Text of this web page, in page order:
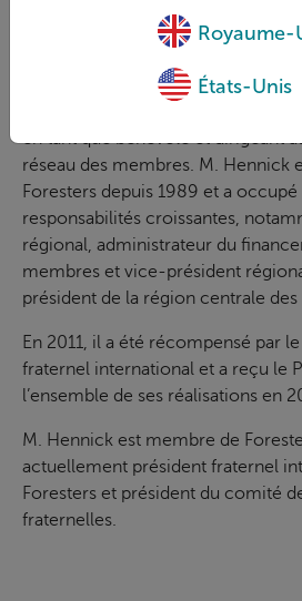
Royaume-
États-Unis
organisation d’infrastructures de
il a travaillé pendant 29 ans.
Il possède une forte
en tant que bénévole et dirigeant
réseau des membres. M. Hennick
Foresters depuis 1989 et a occupé
responsabilités croissantes,
régional, administrateur du
membres et vice-président
président de la région centrale
En 2011, il a été récompensé par
fraternel international et a reçu le
l’ensemble de ses réalisations en
M. Hennick est membre de
actuellement président fraternel
Foresters et président du comité
fraternelles.